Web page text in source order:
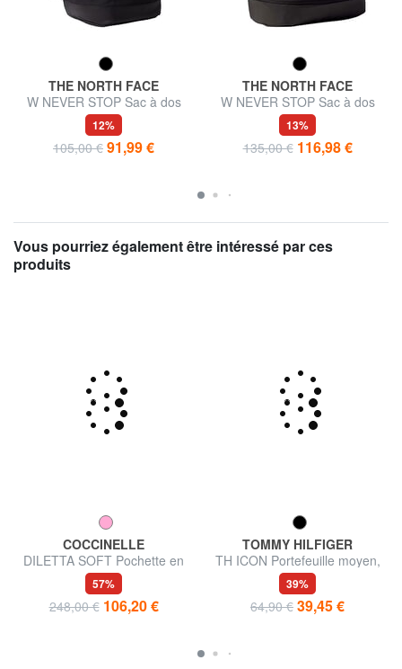
THE NORTH FACE
W NEVER STOP Sac à dos
avec porte-ordinateur portable
12%
105,00 € 91,99 €
THE NORTH FACE
W NEVER STOP Sac à dos
avec porte-ordinateur portable
13%
135,00 € 116,98 €
Vous pourriez également être intéressé par ces
produits
COCCINELLE
DILETTA SOFT Pochette en
cuir martelé
57%
248,00 € 106,20 €
TOMMY HILFIGER
TH ICON Portefeuille moyen,
rabat zippé
39%
64,90 € 39,45 €